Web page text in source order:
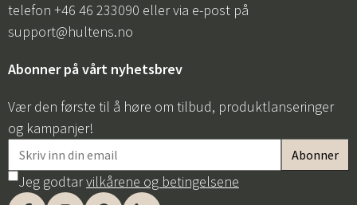
telefon +46 46 233090 eller via e-post på
support@hultens.no
Abonner på vårt nyhetsbrev
Vær den første til å høre om tilbud, produktlanseringer
og kampanjer!
Jeg godtarvilkårene og betingelsene